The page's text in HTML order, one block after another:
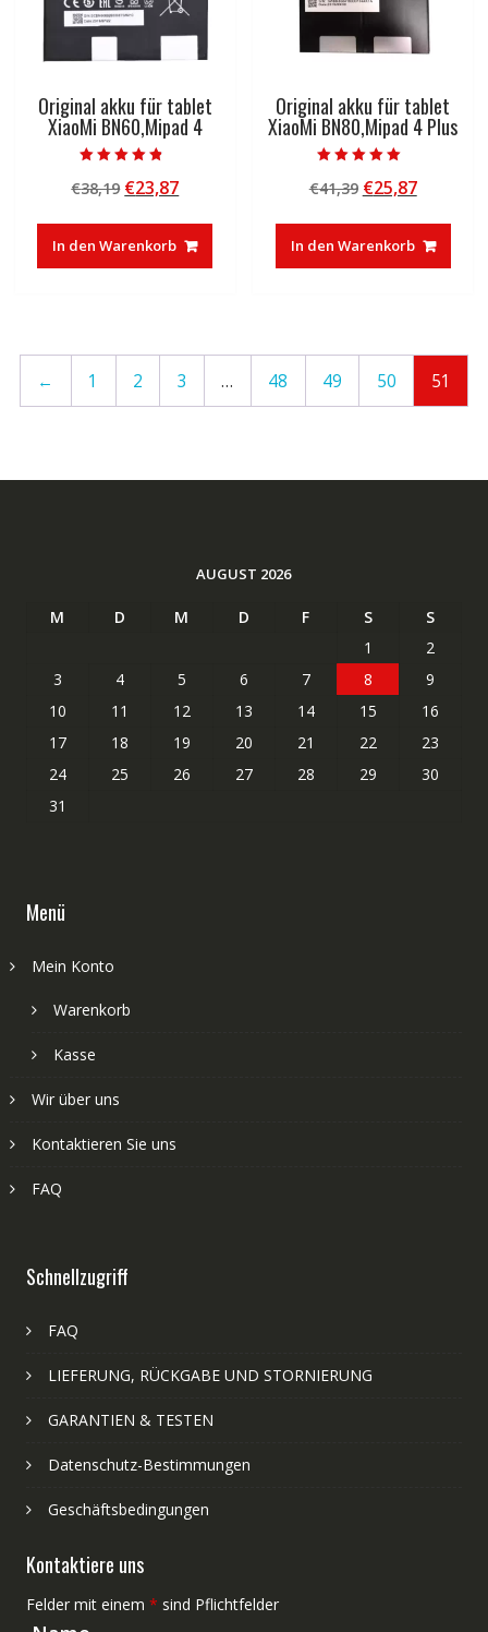
Original akku für tablet
XiaoMi BN60,Mipad 4
4.50
von 5
€38,19 Ursprünglicher
war:
€38,19
€23,87Aktueller
ist:
€23,87.
In den Warenkorb
Original akku für tablet
XiaoMi BN80,Mipad 4 Plus
5.00
von 5
€41,39 Ursprünglicher
war:
€41,39
€25,87
ist:
€25,87.
In den Warenkorb
← 1 2 3 … 48 49 50 51
AUGUST 2026
M D M D F S
S
1
2
3
4 5 6 7 8
9
10
11 12 13 14 15
16
17
18 19 20 21 22
23
24
25 26 27 28 29
30
31
Menü
Mein Konto
Warenkorb
Kasse
Wir über uns
Kontaktieren Sie uns
FAQ
Schnellzugriff
FAQ
LIEFERUNG, RÜCKGABE UND STORNIERUNG
GARANTIEN & TESTEN
Datenschutz-Bestimmungen
Geschäftsbedingungen
Kontaktiere uns
Felder mit einem * sind Pflichtfelder